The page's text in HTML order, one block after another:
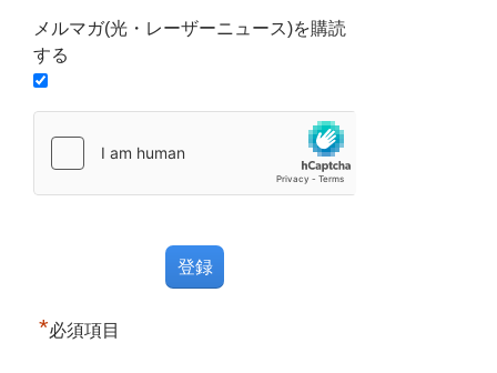
メルマガ(光・レーザーニュース)を購読
する
*必須項目